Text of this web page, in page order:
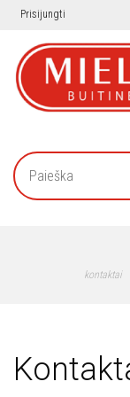
Prisijungti
kontaktai